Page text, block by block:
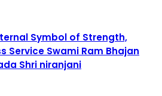
Symbol of Strength,
Service Swami Ram Bhajan
Shri niranjani